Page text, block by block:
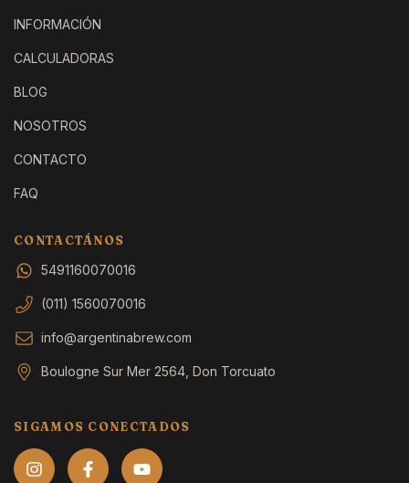
INFORMACIÓN
CALCULADORAS
BLOG
NOSOTROS
CONTACTO
FAQ
CONTACTÁNOS
5491160070016
(011) 1560070016
info@argentinabrew.com
Boulogne Sur Mer 2564, Don Torcuato
SIGAMOS CONECTADOS